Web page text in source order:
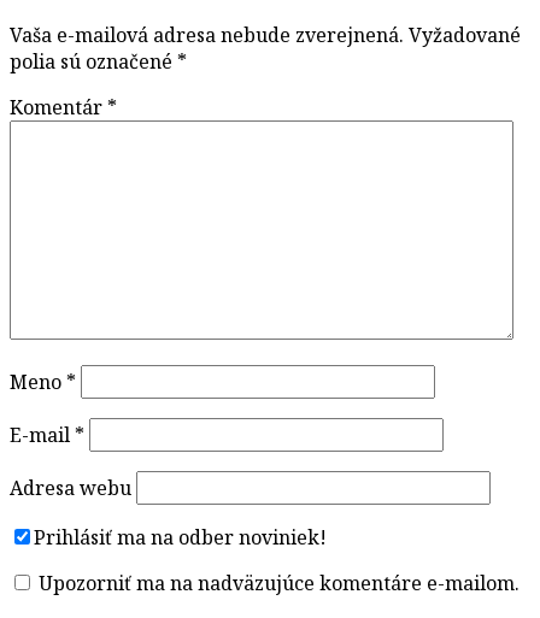
Vaša e-mailová adresa nebude zverejnená. Vyžadované
polia sú označené *
Komentár *
Meno *
E-mail *
Adresa webu
Prihlásiť ma na odber noviniek!
Upozorniť ma na nadväzujúce komentáre e-mailom.